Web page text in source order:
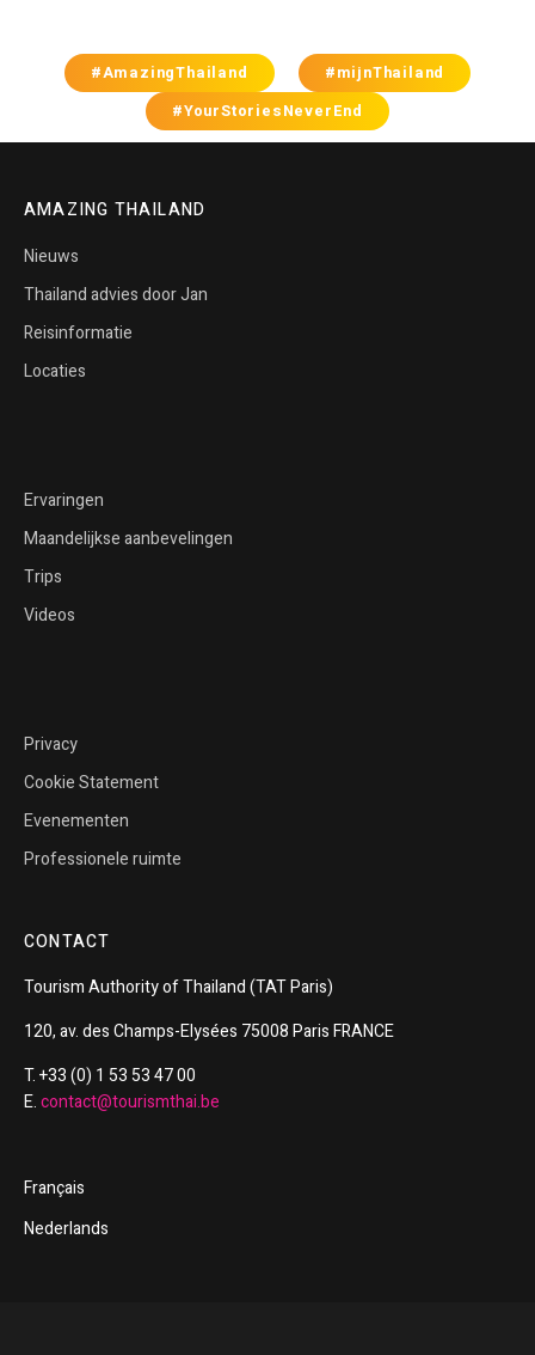
#AmazingThailand
#mijnThailand
#YourStoriesNeverEnd
AMAZING THAILAND
Nieuws
Thailand advies door Jan
Reisinformatie
Locaties
Ervaringen
Maandelijkse aanbevelingen
Trips
Videos
Privacy
Cookie Statement
Evenementen
Professionele ruimte
CONTACT
TourismAuthority ofThailand(TAT Paris)
120, av. des Champs-Elysées 75008 Paris FRANCE
T. +33 (0) 1 53 53 47 00
E.contact@tourismthai.be
Français
Nederlands